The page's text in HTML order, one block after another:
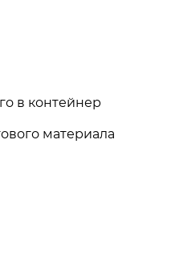
в контейнер
материала